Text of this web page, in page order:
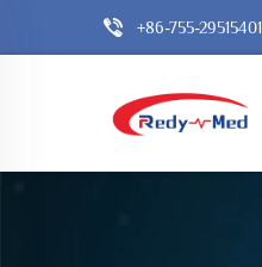
+86-755-29515401